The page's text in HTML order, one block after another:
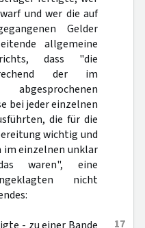
und wer die auf
Gelder
allgemeine
dass "die
der im
bei jeder einzelnen
die für die
wichtig und
im einzelnen unklar
waren", eine
nicht
17